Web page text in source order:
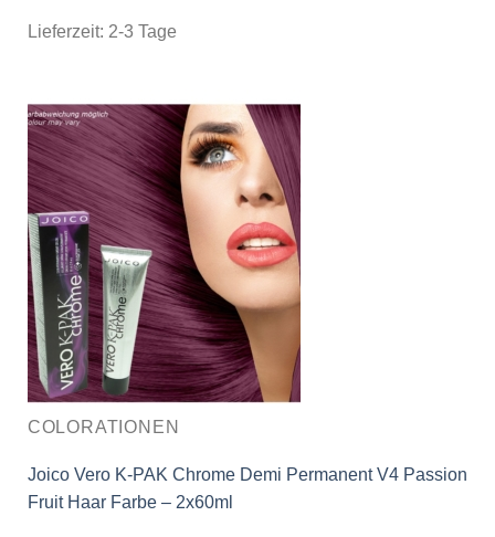
Lieferzeit: 2-3 Tage
COLORATIONEN
Joico Vero K-PAK Chrome Demi Permanent V4 Passion
Fruit Haar Farbe – 2x60ml